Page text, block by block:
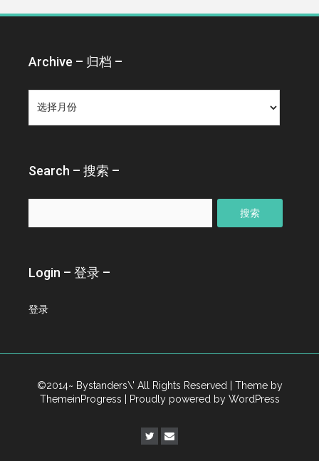
Archive – 归档 –
归
Search – 搜索 –
Login – 登录 –
登录
©2014~ Bystanders\' All Rights Reserved
| Theme by
ThemeinProgress
| Proudly powered by WordPress